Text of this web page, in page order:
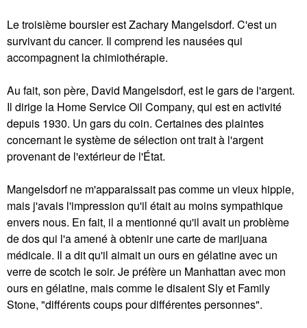
Le troisième boursier est Zachary Mangelsdorf. C'est un
survivant du cancer. Il comprend les nausées qui
accompagnent la chimiothérapie.
Au fait, son père, David Mangelsdorf, est le gars de l'argent.
Il dirige la Home Service Oil Company, qui est en activité
depuis 1930. Un gars du coin. Certaines des plaintes
concernant le système de sélection ont trait à l'argent
provenant de l'extérieur de l'État.
Mangelsdorf ne m'apparaissait pas comme un vieux hippie,
mais j'avais l'impression qu'il était au moins sympathique
envers nous. En fait, il a mentionné qu'il avait un problème
de dos qui l'a amené à obtenir une carte de marijuana
médicale. Il a dit qu'il aimait un ours en gélatine avec un
verre de scotch le soir. Je préfère un Manhattan avec mon
ours en gélatine, mais comme le disaient Sly et Family
Stone, "différents coups pour différentes personnes".